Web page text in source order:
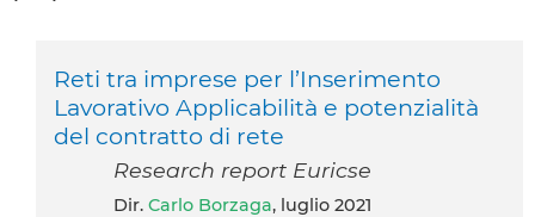
Reti tra imprese per l’Inserimento
Lavorativo Applicabilità e potenzialità
del contratto di rete
Research report Euricse
Dir. Carlo Borzaga, luglio 2021